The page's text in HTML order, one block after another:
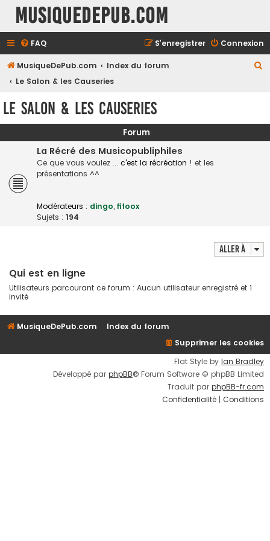
MusiqueDePub.com
FAQ Connexion
S’enregistrer
MusiqueDePub.com
Index du forum
Le Salon & les Causeries
r
Le Salon & les Causeries
Forum
La Récré des Musicopubliphiles
Ce que vous voulez ... c'est la récréation ! et les
présentations ^^
Modérateurs : dingo, fifoox
Sujets : 194
Aller à
Qui est en ligne
Utilisateurs parcourant ce forum : Aucun utilisateur enregistré et 1
invité
MusiqueDePub.com
Index du forum
Supprimer les cookies
Flat Style by Ian Bradley
Développé par phpBB® Forum Software © phpBB Limited
Traduit par phpBB-fr.com
Confidentialité | Conditions